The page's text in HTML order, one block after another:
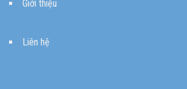
Giới thiệu
Liên hệ